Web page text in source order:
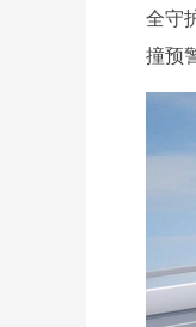
全守
撞预